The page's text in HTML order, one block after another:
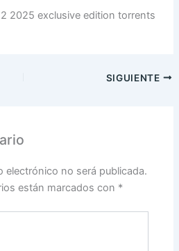
2025 exclusive edition torrents
SIGUIENTE
electrónico no será publicada.
están marcados con *